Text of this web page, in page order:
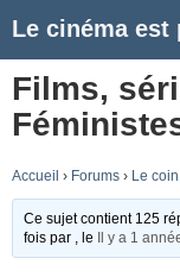
Le cinéma est
Films,
Accueil › Forums › Le
Ce sujet contient 125
fois par
, le Il y a 1